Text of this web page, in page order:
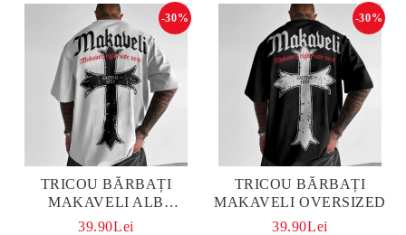
TRICOU BĂRBAȚI
MAKAVELI ALB
OVERSIZED
-30%
39.90Lei
TRICOU BĂRBAȚI
MAKAVELI OVERSIZED
-30%
39.90Lei